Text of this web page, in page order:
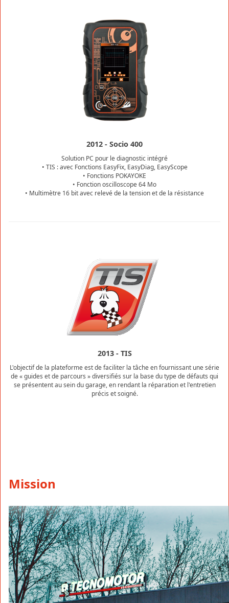
2012 - Socio 400
Solution PC pour le diagnostic intégré
• TIS : avec Fonctions EasyFix, EasyDiag, EasyScope
• Fonctions POKAYOKE
• Fonction oscilloscope 64 Mo
• Multimètre 16 bit avec relevé de la tension et de la résistance
2013 - TIS
L'objectif de la plateforme est de faciliter la tâche en fournissant une série
de « guides et de parcours » diversifiés sur la base du type de défauts qui
se présentent au sein du garage, en rendant la réparation et l'entretien
précis et soigné.
Mission